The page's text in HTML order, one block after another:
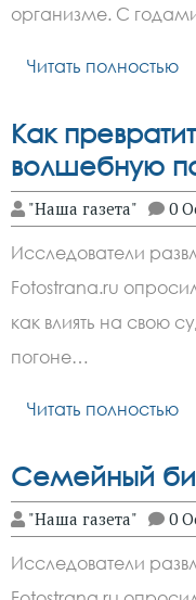
организме. С
Читать полностью
Как
волшебную
"Наша газета" 0
Исследователи
Fotostrana.ru
как влиять на свою
погоне…
Читать полностью
Семейный
"Наша газета" 0
Исследователи